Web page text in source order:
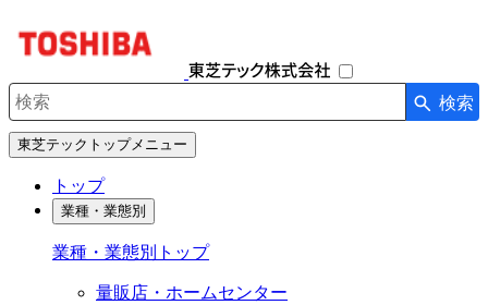
ー
検索キーワード入力 検索
東芝テックトップメニュー
トップ
業種・業態別
業種・業態別トップ
量販店・ホームセンター